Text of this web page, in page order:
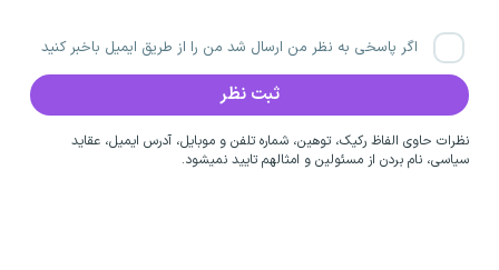
اگر پاسخی به نظر من ارسال شد من را از طریق ایمیل باخبر کنید
نظرات حاوی الفاظ رکیک، توهین، شماره تلفن و موبایل، آدرس ایمیل، عقاید
سیاسی، نام بردن از مسئولین و امثالهم تایید نمیشود.